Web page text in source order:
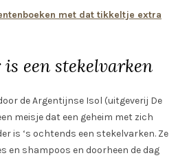
met dat tikkeltje extra
een stekelvarken
de Argentijnse Isol (uitgeverij De
meisje dat een geheim met zich
is ‘s ochtends een stekelvarken. Ze
en shampoos en doorheen de dag